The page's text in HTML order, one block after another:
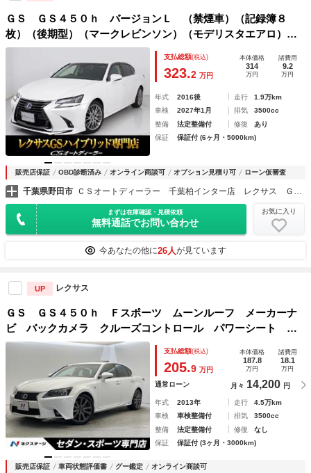
ＧＳ ＧＳ４５０ｈ バージョンＬ （禁煙車）（記録簿８
枚）（後期型）（マークレビンソン）（モデリスタエアロ）
（黒本革）（ＨＵＤ）（パワートランク）（ＢＳＭ）（プリク
ラッシュ）（全画面ＳＤナビ）（後席コントロールパネル）
（オットマン）
支払総額(税込)
323.2 万円
本体価格
314
万円
諸費用
9.2
万円
年式 2016後 走行
1.9万km
車検
2027年1月 排気
3500cc
整備
法定整備付 修復
あり
保証
保証付 (6ヶ月・5000km)
販売店保証 OBD診断済み オンライン商談可 オプション見積り可 ローン仮審査
千葉県野田市 ＣＳオートディーラー 千葉柏インター店 レクサス ＧＳ・ＧＳ－ＨＶ・ＩＳ・ＩＳ－ＨＶ 中古車専門店
まずは在庫確認・見積依頼
無料通話でお問い合わせ
お気に入り
今あなたの他に26人が見ています
UP レクサス
ＧＳ ＧＳ４５０ｈ Ｆスポーツ ムーンルーフ メーカーナ
ビ バックカメラ クルーズコントロール パワーシート シ
ートベンチレーション メモリー機能付きパワーシート パド
ルシフト 黒革シート ＨＩＤヘッドランプ 純正革巻きステ
支払総額(税込)
205.9 万円
本体価格
187.8
万円
諸費用
18.1
万円
通常ローン 月々 14,200 円
年式 2013年 走行
4.5万km
車検
車検整備付 排気
3500cc
整備
法定整備付 修復
なし
保証
保証付 (3ヶ月・3000km)
販売店保証 車両状態評価書 グー鑑定 オンライン商談可